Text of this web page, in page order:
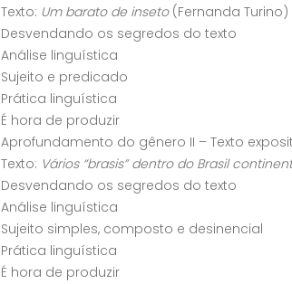
Texto: Um barato de inseto(Fernanda Turino)
Desvendando os segredos do texto
Análise linguística
Sujeito e predicado
Prática linguística
É hora de produzir
Aprofundamento do gênero II – Texto
Texto: Vários “brasis” dentro do Brasil
Desvendando os segredos do texto
Análise linguística
Sujeito simples, composto e desinencial
Prática linguística
É hora de produzir